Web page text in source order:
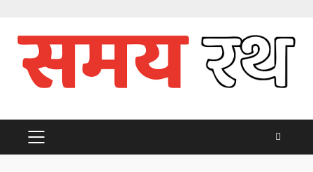
content
PRIMARY